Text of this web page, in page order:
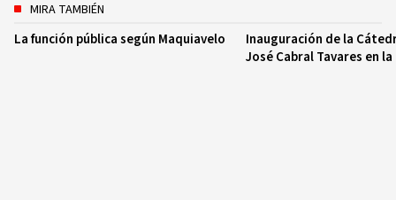
MIRA TAMBIÉN
La función pública según Maquiavelo
Inauguración de la
José Cabral Tavares en la